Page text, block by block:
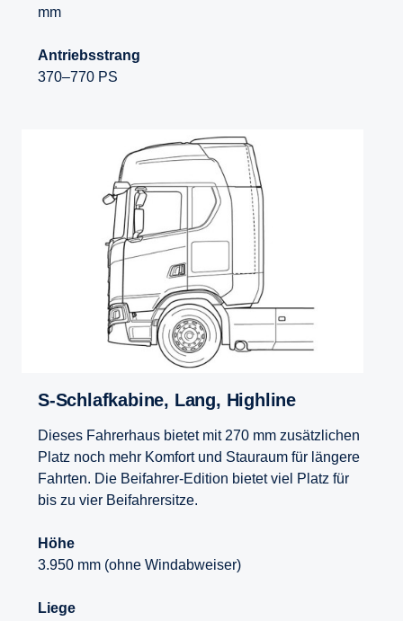
mm
Antriebsstrang
370–770 PS
S-​Schlafkabine, Lang, Highline
Dieses Fahrerhaus bietet mit 270 mm zusätzlichen
Platz noch mehr Komfort und Stauraum für längere
Fahrten. Die Beifahrer-Edition bietet viel Platz für
bis zu vier Beifahrersitze.
Höhe
3.950 mm (ohne Windabweiser)
Liege